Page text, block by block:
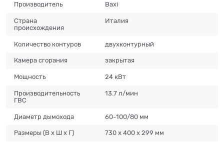
Производитель Baxi
Страна
происхождения
Италия
Количество контуров двухконтурный
Камера сгорания закрытая
Мощность 24 кВт
Производительность
ГВС
13.7 л/мин
Диаметр дымохода 60-100/80 мм
Размеры (В х Ш х Г) 730 х 400 х 299 мм